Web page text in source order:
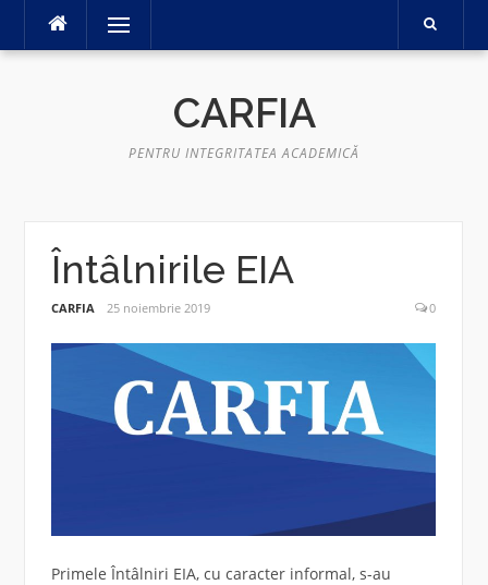
conținut
Meniu
CARFIA
PENTRU INTEGRITATEA ACADEMICĂ
Întâlnirile EIA
CARFIA 25 noiembrie 2019 0
Primele Întâlniri EIA, cu caracter informal, s-au